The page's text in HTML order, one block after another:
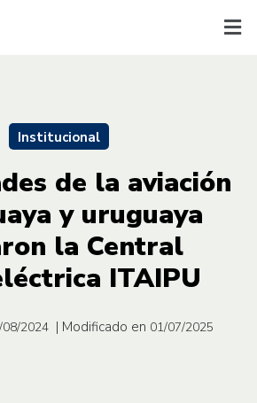
Institucional
de la aviación
y uruguaya
la Central
ITAIPU
08/2024 | Modificado en 01/07/2025